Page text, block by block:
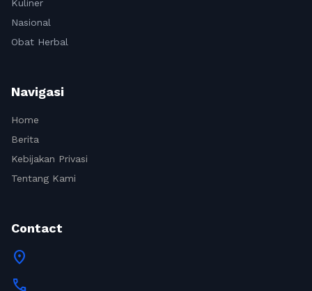
Kuliner
Nasional
Obat Herbal
Navigasi
Home
Berita
Kebijakan Privasi
Tentang Kami
Contact
location_on
call